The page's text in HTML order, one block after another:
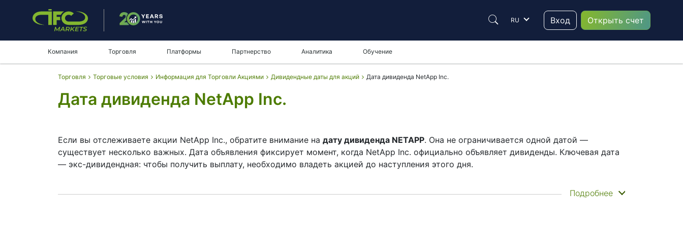
RU Вход Открыть счет
Компания Торговля Платформы Партнерство Аналитика Обучение
Торговля Торговые условия Информация для Торговли Акциями Дивидендные даты для акций Дата дивиденда NetApp Inc.
Дата дивиденда NetApp Inc.
Если вы отслеживаете акции NetApp Inc., обратите внимание на дату дивиденда NETAPP. Она не ограничивается одной датой —
существует несколько важных. Дата объявления фиксирует момент, когда NetApp Inc. официально объявляет дивиденды. Ключевая дата
— экс-дивидендная: чтобы получить выплату, необходимо владеть акцией до наступления этого дня.
Дата фиксации реестра акционеров — это момент, когда NetApp Inc. проверяет список владельцев акций. Дата выплаты — день, когда
Подробнее